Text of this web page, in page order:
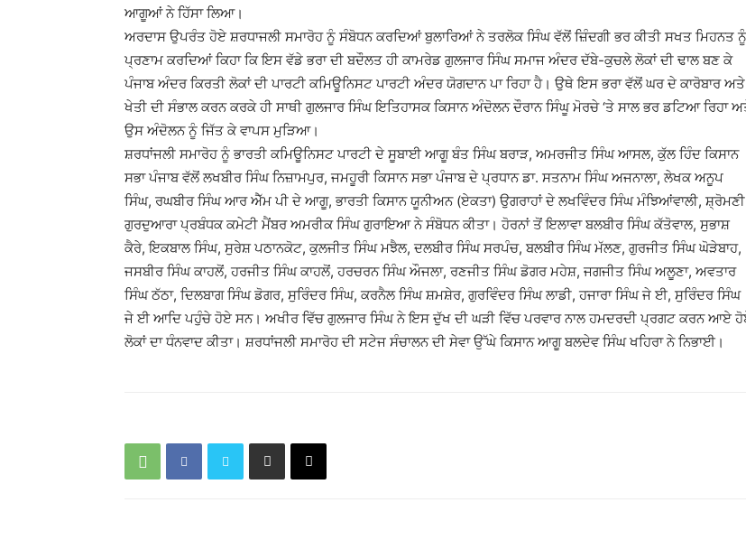
ਆਗੂਆਂ ਨੇ ਹਿੱਸਾ ਲਿਆ।
ਅਰਦਾਸ ਉਪਰੰਤ ਹੋਏ ਸ਼ਰਧਾਜਲੀ ਸਮਾਰੋਹ ਨੂੰ ਸੰਬੋਧਨ ਕਰਦਿਆਂ ਬੁਲਾਰਿਆਂ ਨੇ ਤਰਲੋਕ ਸਿੰਘ ਵੱਲੋਂ ਜ਼ਿੰਦਗੀ ਭਰ ਕੀਤੀ ਸਖਤ ਮਿਹਨਤ ਨੂੰ
ਪ੍ਰਣਾਮ ਕਰਦਿਆਂ ਕਿਹਾ ਕਿ ਇਸ ਵੱਡੇ ਭਰਾ ਦੀ ਬਦੌਲਤ ਹੀ ਕਾਮਰੇਡ ਗੁਲਜਾਰ ਸਿੰਘ ਸਮਾਜ ਅੰਦਰ ਦੱਬੇ-ਕੁਚਲੇ ਲੋਕਾਂ ਦੀ ਢਾਲ ਬਣ ਕੇ
ਪੰਜਾਬ ਅੰਦਰ ਕਿਰਤੀ ਲੋਕਾਂ ਦੀ ਪਾਰਟੀ ਕਮਿਊਨਿਸਟ ਪਾਰਟੀ ਅੰਦਰ ਯੋਗਦਾਨ ਪਾ ਰਿਹਾ ਹੈ। ਉਥੇ ਇਸ ਭਰਾ ਵੱਲੋਂ ਘਰ ਦੇ ਕਾਰੋਬਾਰ ਅਤੇ
ਖੇਤੀ ਦੀ ਸੰਭਾਲ ਕਰਨ ਕਰਕੇ ਹੀ ਸਾਥੀ ਗੁਲਜਾਰ ਸਿੰਘ ਇਤਿਹਾਸਕ ਕਿਸਾਨ ਅੰਦੋਲਨ ਦੌਰਾਨ ਸਿੰਘੂ ਮੋਰਚੇ ‘ਤੇ ਸਾਲ ਭਰ ਡਟਿਆ ਰਿਹਾ
ਉਸ ਅੰਦੋਲਨ ਨੂੰ ਜਿੱਤ ਕੇ ਵਾਪਸ ਮੁੜਿਆ।
ਸ਼ਰਧਾਂਜਲੀ ਸਮਾਰੋਹ ਨੂੰ ਭਾਰਤੀ ਕਮਿਊਨਿਸਟ ਪਾਰਟੀ ਦੇ ਸੂਬਾਈ ਆਗੂ ਬੰਤ ਸਿੰਘ ਬਰਾੜ, ਅਮਰਜੀਤ ਸਿੰਘ ਆਸਲ, ਕੁੱਲ ਹਿੰਦ ਕਿਸਾਨ
ਸਭਾ ਪੰਜਾਬ ਵੱਲੋਂ ਲਖਬੀਰ ਸਿੰਘ ਨਿਜ਼ਾਮਪੁਰ, ਜਮਹੂਰੀ ਕਿਸਾਨ ਸਭਾ ਪੰਜਾਬ ਦੇ ਪ੍ਰਧਾਨ ਡਾ. ਸਤਨਾਮ ਸਿੰਘ ਅਜਨਾਲਾ, ਲੇਖਕ ਅਨੂਪ
ਸਿੰਘ, ਰਘਬੀਰ ਸਿੰਘ ਆਰ ਐੱਮ ਪੀ ਦੇ ਆਗੂ, ਭਾਰਤੀ ਕਿਸਾਨ ਯੂਨੀਅਨ (ਏਕਤਾ) ਉਗਰਾਹਾਂ ਦੇ ਲਖਵਿੰਦਰ ਸਿੰਘ ਮੰਝਿਆਂਵਾਲੀ, ਸ਼੍ਰੋਮਣੀ
ਗੁਰਦੁਆਰਾ ਪ੍ਰਬੰਧਕ ਕਮੇਟੀ ਮੈਂਬਰ ਅਮਰੀਕ ਸਿੰਘ ਗੁਰਾਇਆ ਨੇ ਸੰਬੋਧਨ ਕੀਤਾ। ਹੋਰਨਾਂ ਤੋਂ ਇਲਾਵਾ ਬਲਬੀਰ ਸਿੰਘ ਕੱਤੋਵਾਲ, ਸੁਭਾਸ਼
ਕੈਰੇ, ਇਕਬਾਲ ਸਿੰਘ, ਸੁਰੇਸ਼ ਪਠਾਨਕੋਟ, ਕੁਲਜੀਤ ਸਿੰਘ ਮਝੈਲ, ਦਲਬੀਰ ਸਿੰਘ ਸਰਪੰਚ, ਬਲਬੀਰ ਸਿੰਘ ਮੱਲਣ, ਗੁਰਜੀਤ ਸਿੰਘ ਘੋੜੇਬਾਹ,
ਜਸਬੀਰ ਸਿੰਘ ਕਾਹਲੋਂ, ਹਰਜੀਤ ਸਿੰਘ ਕਾਹਲੋਂ, ਹਰਚਰਨ ਸਿੰਘ ਔਜਲਾ, ਰਣਜੀਤ ਸਿੰਘ ਡੋਗਰ ਮਹੇਸ਼, ਜਗਜੀਤ ਸਿੰਘ ਅਲੂਣਾ, ਅਵਤਾਰ
ਸਿੰਘ ਠੱਠਾ, ਦਿਲਬਾਗ ਸਿੰਘ ਡੋਗਰ, ਸੁਰਿੰਦਰ ਸਿੰਘ, ਕਰਨੈਲ ਸਿੰਘ ਸ਼ਮਸ਼ੇਰ, ਗੁਰਵਿੰਦਰ ਸਿੰਘ ਲਾਡੀ, ਹਜਾਰਾ ਸਿੰਘ ਜੇ ਈ, ਸੁਰਿੰਦਰ ਸਿੰਘ
ਜੇ ਈ ਆਦਿ ਪਹੁੰਚੇ ਹੋਏ ਸਨ। ਅਖੀਰ ਵਿੱਚ ਗੁਲਜਾਰ ਸਿੰਘ ਨੇ ਇਸ ਦੁੱਖ ਦੀ ਘੜੀ ਵਿੱਚ ਪਰਵਾਰ ਨਾਲ ਹਮਦਰਦੀ ਪ੍ਰਗਟ ਕਰਨ ਆਏ
ਲੋਕਾਂ ਦਾ ਧੰਨਵਾਦ ਕੀਤਾ। ਸ਼ਰਧਾਂਜਲੀ ਸਮਾਰੋਹ ਦੀ ਸਟੇਜ ਸੰਚਾਲਨ ਦੀ ਸੇਵਾ ਉੱਘੇ ਕਿਸਾਨ ਆਗੂ ਬਲਦੇਵ ਸਿੰਘ ਖਹਿਰਾ ਨੇ ਨਿਭਾਈ।